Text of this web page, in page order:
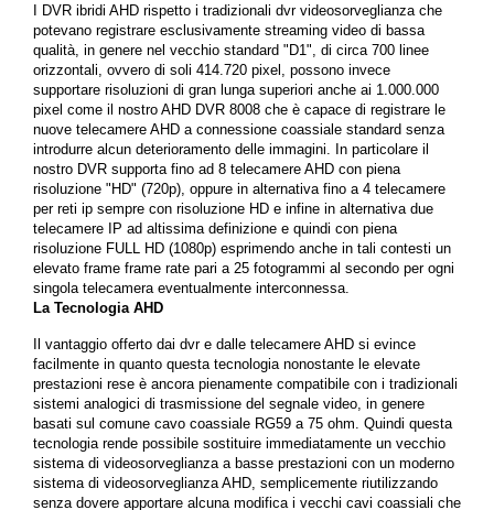
I DVR ibridi AHD rispetto i tradizionali dvr videosorveglianza che
potevano registrare esclusivamente streaming video di bassa
qualità, in genere nel vecchio standard "D1", di circa 700 linee
orizzontali, ovvero di soli 414.720 pixel, possono invece
supportare risoluzioni di gran lunga superiori anche ai 1.000.000
pixel come il nostro AHD DVR 8008 che è capace di registrare le
nuove telecamere AHD a connessione coassiale standard senza
introdurre alcun deterioramento delle immagini. In particolare il
nostro DVR supporta fino ad 8 telecamere AHD con piena
risoluzione "HD" (720p), oppure in alternativa fino a 4 telecamere
per reti ip sempre con risoluzione HD e infine in alternativa due
telecamere IP ad altissima definizione e quindi con piena
risoluzione FULL HD (1080p) esprimendo anche in tali contesti un
elevato frame frame rate pari a 25 fotogrammi al secondo per ogni
singola telecamera eventualmente interconnessa.
La Tecnologia AHD
Il vantaggio offerto dai dvr e dalle telecamere AHD si evince
facilmente in quanto questa tecnologia nonostante le elevate
prestazioni rese è ancora pienamente compatibile con i tradizionali
sistemi analogici di trasmissione del segnale video, in genere
basati sul comune cavo coassiale RG59 a 75 ohm. Quindi questa
tecnologia rende possibile sostituire immediatamente un vecchio
sistema di videosorveglianza a basse prestazioni con un moderno
sistema di videosorveglianza AHD, semplicemente riutilizzando
senza dovere apportare alcuna modifica i vecchi cavi coassiali che